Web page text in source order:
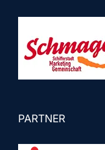
PARTNER